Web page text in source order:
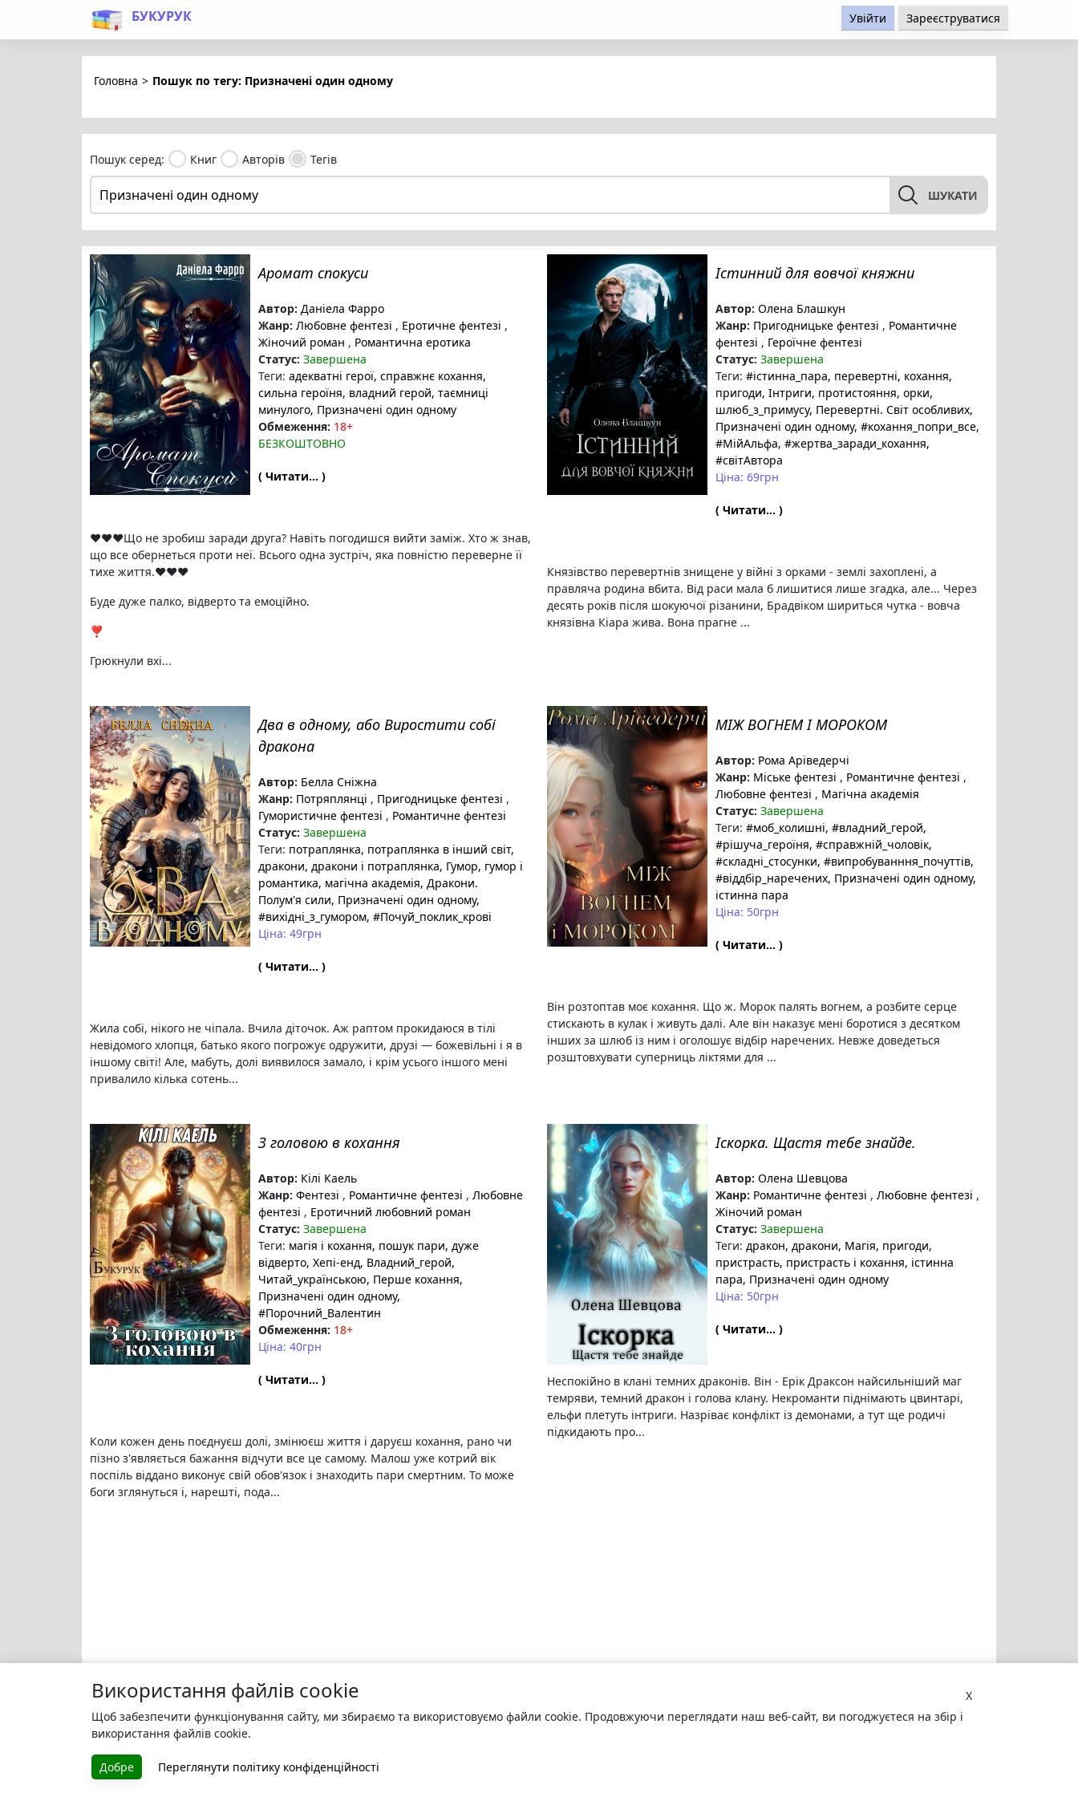
БУКУРУК Увійти Зареєструватися
Головна > Пошук по тегу: Призначені один одному
Пошук серед: Книг Авторів Тегів
ШУКАТИ
Аромат cпокуси
Автор: Даніела Фарро
Жанр: Любовне фентезі , Еротичне фентезі ,
Жіночий роман , Романтична еротика
Статус: Завершена
Теги: адекватні герої, справжнє кохання,
сильна героїня, владний герой, таємниці
минулого, Призначені один одному
Обмеження: 18+
БЕЗКОШТОВНО
( Читати... )
❤️❤️❤️Що не зробиш заради друга? Навіть погодишся вийти заміж. Хто ж знав,
що все обернеться проти неї. Всього одна зустріч, яка повністю переверне її
тихе життя.❤️❤️❤️
Буде дуже палко, відверто та емоційно.
❣️
Грюкнули вхі...
Істинний для вовчої княжни
Автор: Олена Блашкун
Жанр: Пригодницьке фентезі , Романтичне
фентезі , Героїчне фентезі
Статус: Завершена
Теги: #істинна_пара, перевертні, кохання,
пригоди, Інтриги, протистояння, орки,
шлюб_з_примусу, Перевертні. Світ особливих,
Призначені один одному, #кохання_попри_все,
#МійАльфа, #жертва_заради_кохання,
#світАвтора
Ціна: 69грн
( Читати... )
Князівство перевертнів знищене у війні з орками - землі захоплені, а
правляча родина вбита. Від раси мала б лишитися лише згадка, але... Через
десять років після шокуючої різанини, Брадвіком шириться чутка - вовча
князівна Кіара жива. Вона прагне ...
Два в одному, або Виростити собі
дракона
Автор: Белла Сніжна
Жанр: Потряплянці , Пригодницьке фентезі ,
Гумористичне фентезі , Романтичне фентезі
Статус: Завершена
Теги: потраплянка, потраплянка в інший світ,
дракони, дракони і потраплянка, Гумор, гумор і
романтика, магічна академія, Дракони.
Полум'я сили, Призначені один одному,
#вихідні_з_гумором, #Почуй_поклик_крові
Ціна: 49грн
( Читати... )
Жила собі, нікого не чіпала. Вчила діточок. Аж раптом прокидаюся в тілі
невідомого хлопця, батько якого погрожує одружити, друзі — божевільні і я в
іншому світі! Але, мабуть, долі виявилося замало, і крім усього іншого мені
привалило кілька сотень...
МІЖ ВОГНЕМ І МОРОКОМ
Автор: Рома Аріведерчі
Жанр: Міське фентезі , Романтичне фентезі ,
Любовне фентезі , Магічна академія
Статус: Завершена
Теги: #моб_колишні, #владний_герой,
#рішуча_героїня, #справжній_чоловік,
#складні_стосунки, #випробуванння_почуттів,
#віддбір_наречених, Призначені один одному,
істинна пара
Ціна: 50грн
( Читати... )
Він розтоптав моє кохання. Що ж. Морок палять вогнем, а розбите серце
стискають в кулак і живуть далі. Але він наказує мені боротися з десятком
інших за шлюб із ним і оголошує відбір наречених. Невже доведеться
розштовхувати суперниць ліктями для ...
З головою в кохання
Автор: Кілі Каель
Жанр: Фентезі , Романтичне фентезі , Любовне
фентезі , Еротичний любовний роман
Статус: Завершена
Теги: магія і кохання, пошук пари, дуже
відверто, Хепі-енд, Владний_герой,
Читай_українською, Перше кохання,
Призначені один одному,
#Порочний_Валентин
Обмеження: 18+
Ціна: 40грн
( Читати... )
Коли кожен день поєднуєш долі, змінюєш життя і даруєш кохання, рано чи
пізно з'являється бажання відчути все це самому. Малош уже котрий вік
поспіль віддано виконує свій обов'язок і знаходить пари смертним. То може
боги зглянуться і, нарешті, пода...
Іскорка. Щастя тебе знайде.
Автор: Олена Шевцова
Жанр: Романтичне фентезі , Любовне фентезі ,
Жіночий роман
Статус: Завершена
Теги: дракон, дракони, Магія, пригоди,
пристрасть, пристрасть і кохання, істинна
пара, Призначені один одному
Ціна: 50грн
( Читати... )
Неспокійно в клані темних драконів. Він - Ерік Драксон найсильніший маг
темряви, темний дракон і голова клану. Некроманти піднімають цвинтарі,
ельфи плетуть інтриги. Назріває конфлікт із демонами, а тут ще родичі
підкидають про...
X
Використання файлів cookie
Щоб забезпечити функціонування сайту, ми збираємо та використовуємо файли cookie. Продовжуючи переглядати наш веб-сайт, ви погоджуєтеся на збір і
використання файлів cookie.
Добре Переглянути політику конфіденційності